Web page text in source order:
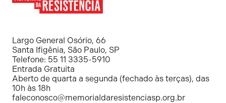
Resistência
Largo General Osório, 66
Santa Ifigênia, São Paulo, SP
Telefone: 55 11 3335-5910
Entrada Gratuita
Aberto de quarta a segunda (fechado às terças), das
10h às 18h
faleconosco@memorialdaresistenciasp.org.br